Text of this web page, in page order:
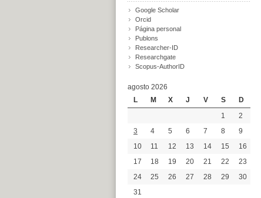
Google Scholar
Orcid
Página personal
Publons
Researcher-ID
Researchgate
Scopus-AuthorID
agosto 2026
L
M X J V S
D
1
2
3
4 5 6 7 8
9
10
11 12 13 14 15
16
17
18 19 20 21 22
23
24
25 26 27 28 29
30
31